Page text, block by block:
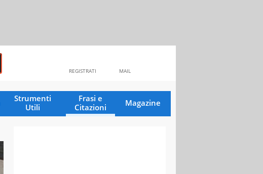
MAIL
REGISTRATI
Strumenti
Utili
Frasi e
Citazioni
Magazine